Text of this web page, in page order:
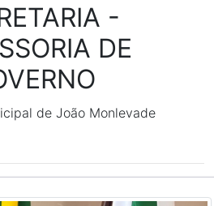
-
DE
de João Monlevade